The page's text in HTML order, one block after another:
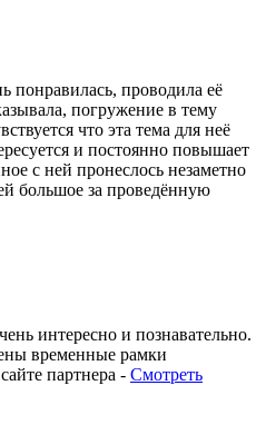
понравилась, проводила её
погружение в тему
что эта тема для неё
и постоянно повышает
с ней пронеслось незаметно
большое за проведённую
интересно и познавательно.
временные рамки
партнера - Смотреть